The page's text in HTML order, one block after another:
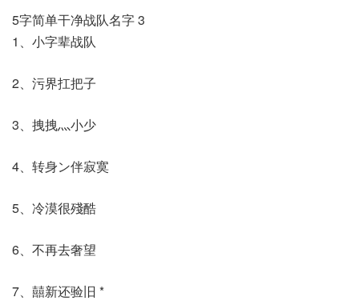
5字简单干净战队名字 3
1、小字辈战队
2、污界扛把子
3、拽拽灬小少
4、转身ン伴寂寞
5、冷漠很殘酷
6、不再去奢望
7、囍新还验旧 *